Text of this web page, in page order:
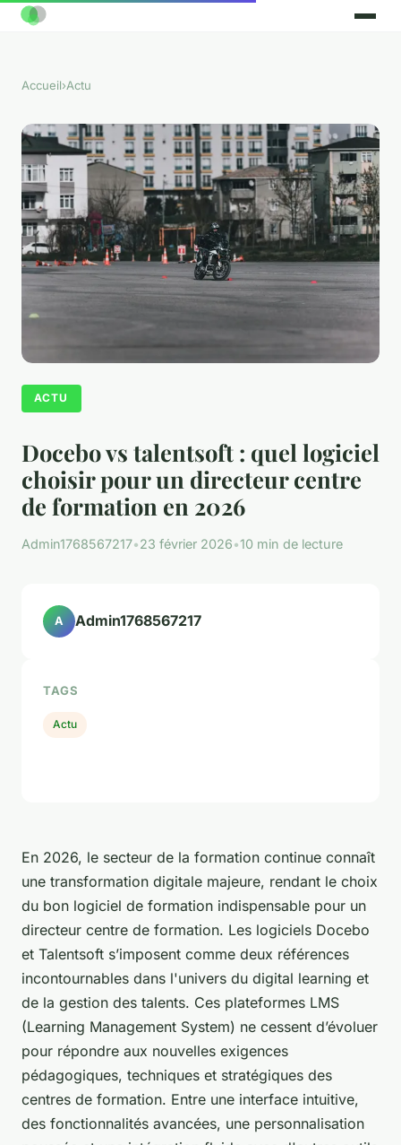
Accueil›Actu
ACTU
Docebo vs talentsoft : quel logiciel
choisir pour un directeur centre
de formation en 2026
Admin1768567217•23 février 2026•10 min de lecture
En 2026, le secteur de la formation continue connaît
une transformation digitale majeure, rendant le choix
du bon logiciel de formation indispensable pour un
directeur centre de formation. Les logiciels Docebo
et Talentsoft s’imposent comme deux références
incontournables dans l'univers du digital learning et
de la gestion des talents. Ces plateformes LMS
(Learning Management System) ne cessent d’évoluer
pour répondre aux nouvelles exigences
pédagogiques, techniques et stratégiques des
centres de formation. Entre une interface intuitive,
des fonctionnalités avancées, une personnalisation
A Admin1768567217
TAGS
Actu